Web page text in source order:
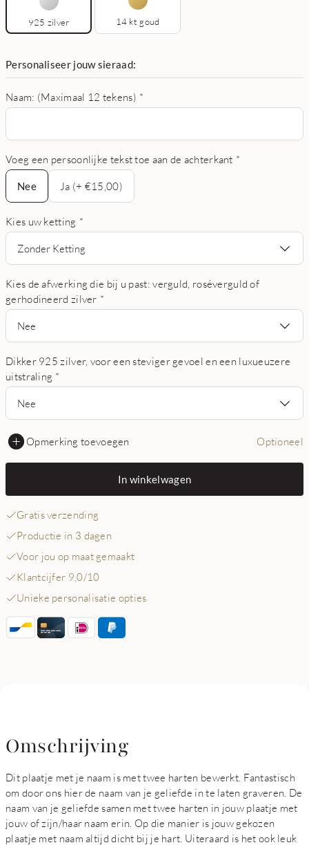
925 zilver 14 kt goud
Personaliseer jouw sieraad:
Naam: (Maximaal 12 tekens) *
Voeg een persoonlijke tekst toe aan de achterkant *
Nee
Nee
Ja (+ €15,00)
Kies uw ketting *
Zonder Ketting
Kies de afwerking die bij u past: verguld, roséverguld of
gerhodineerd zilver *
Nee
Dikker 925 zilver, voor een steviger gevoel en een luxueuzere
uitstraling *
Nee
Opmerking toevoegen Optioneel
In winkelwagen
Gratis verzending
Productie in 3 dagen
Voor jou op maat gemaakt
Klantcijfer 9,0/10
Unieke personalisatie opties
Omschrijving
Dit plaatje met je naam is met twee harten bewerkt. Fantastisch
om door ons hier de naam van je geliefde in te laten graveren. De
naam van je geliefde samen met twee harten in jouw plaatje met
jouw of zijn/haar naam erin. Op die manier is jouw gekozen
plaatje met naam altijd dicht bij je hart. Uiteraard is het ook leuk